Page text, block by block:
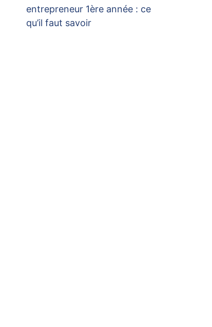
entrepreneur 1ère année : ce
qu’il faut savoir